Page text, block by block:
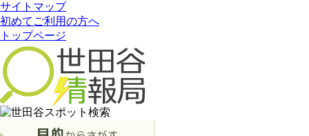
サイトマップ
初めてご利用の方へ
トップページ